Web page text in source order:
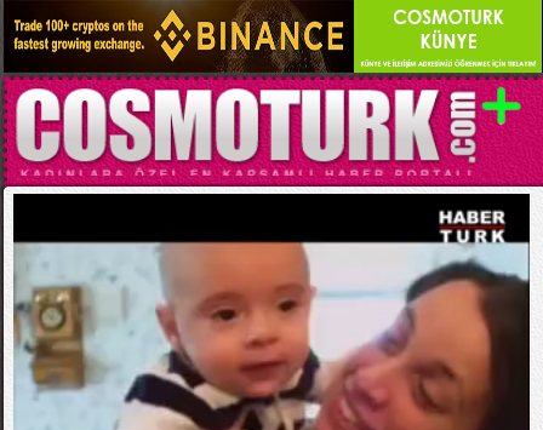
Bebeklerin En Komik Halleri